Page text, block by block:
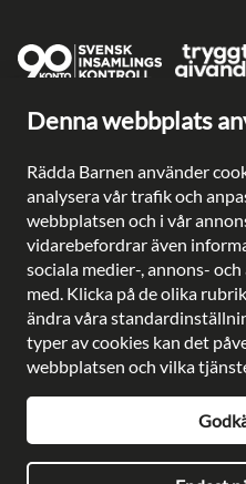
Denna webbplats
Rädda Barnen använder
analysera vår trafik och
webbplatsen och i vår
vidarebefordrar även
sociala medier-, annons-
med. Klicka på de olika
ändra våra
typer av cookies kan det
webbplatsen och vilka
Ge en gåva direkt
Plusgiro: 90 2003-3
Bankgiro: 902-0033
Säkra betalningar med
Besöksadress:
Postadress: Rädda Barnen,
Telefon:08-698 90 00
kundservice@rb.se
Org. nr: 802002-8638